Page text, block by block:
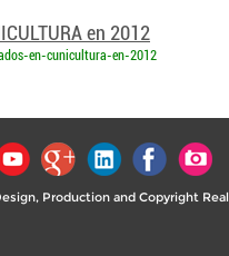
en 2012
en-cunicultura-en-2012
Production and Copyright